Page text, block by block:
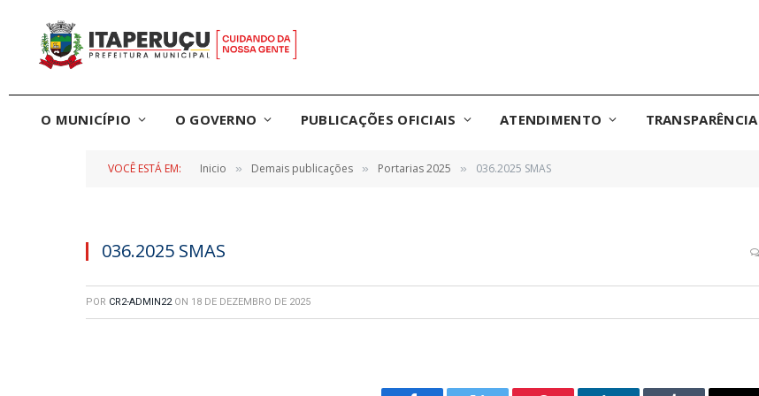
O MUNICÍPIO O GOVERNO PUBLICAÇÕES OFICIAIS ATENDIMENTO TRANSPARÊNCIA
VOCÊ ESTÁ EM: Inicio » Demais publicações » Portarias 2025 » 036.2025 SMAS
036.2025 SMAS
POR CR2-ADMIN22 ON 18 DE DEZEMBRO DE 2025